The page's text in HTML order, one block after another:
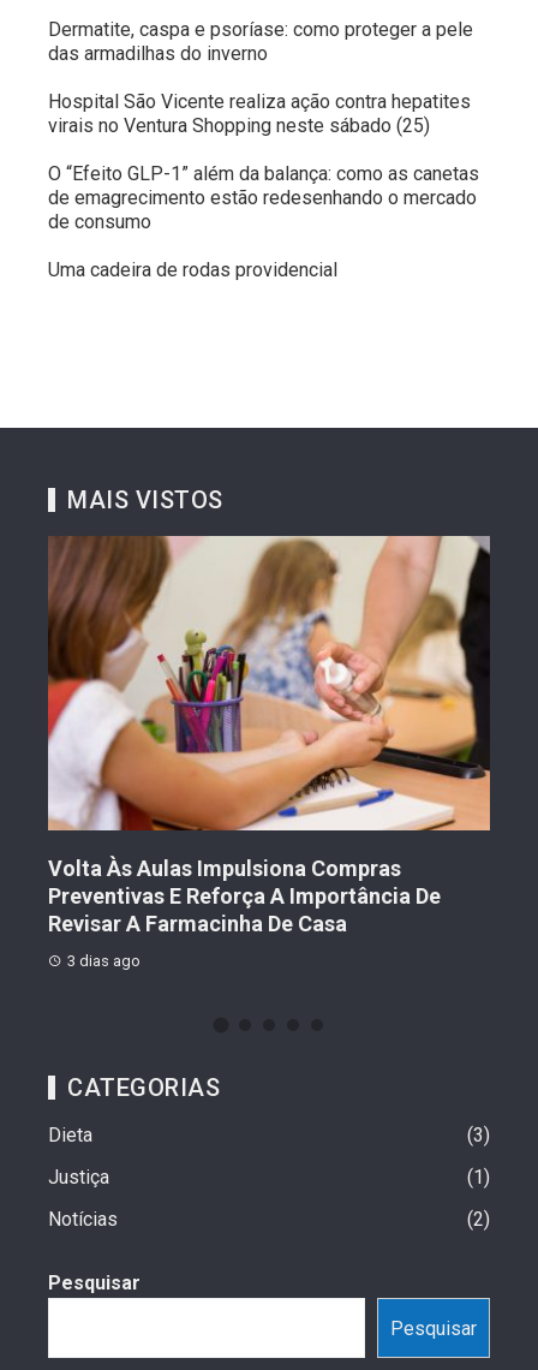
Dermatite, caspa e psoríase: como proteger a pele
das armadilhas do inverno
Hospital São Vicente realiza ação contra hepatites
virais no Ventura Shopping neste sábado (25)
O “Efeito GLP-1” além da balança: como as canetas
de emagrecimento estão redesenhando o mercado
de consumo
Uma cadeira de rodas providencial
MAIS VISTOS
Volta Às Aulas Impulsiona Compras
Preventivas E Reforça A Importância De
Revisar A Farmacinha De Casa
3 dias ago
CATEGORIAS
Dieta
3
Justiça
1
Notícias
2
Pesquisar
Pesquisar